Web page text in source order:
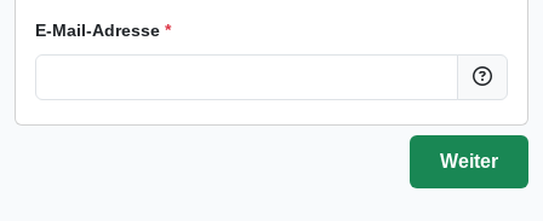
E-Mail-Adresse *